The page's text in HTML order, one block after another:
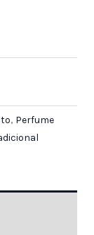
, Perfume